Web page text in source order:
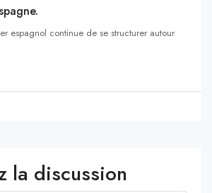
espagnol continue de se structurer autour
la discussion